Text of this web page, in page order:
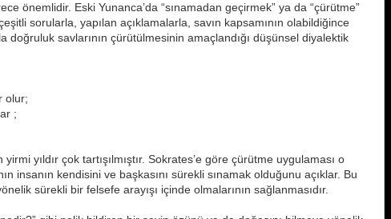
önemlidir. Eski Yunanca’da “sınamadan geçirmek” ya da “çürütme”
sorularla, yapılan açıklamalarla, savın kapsamının olabildiğince
doğruluk savlarının çürütülmesinin amaçlandığı düşünsel diyalektik
olur;
;
yıldır çok tartışılmıştır. Sokrates’e göre çürütme uygulaması o
kendisini ve başkasını sürekli sınamak olduğunu açıklar. Bu
sürekli bir felsefe arayışı içinde olmalarının sağlanmasıdır.